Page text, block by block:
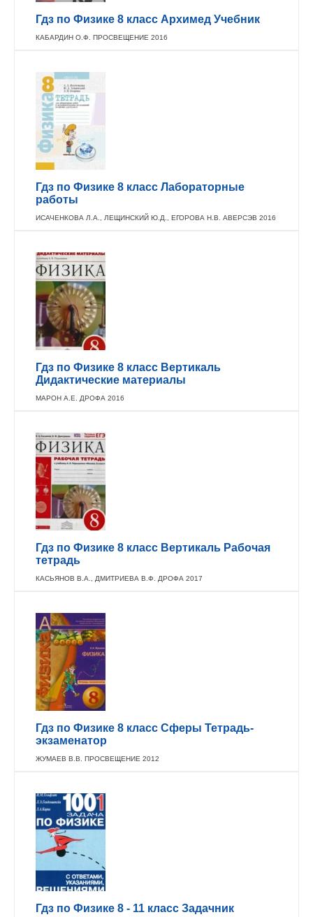
Гдз по Физике 8 класс Архимед Учебник
КАБАРДИН О.Ф. ПРОСВЕЩЕНИЕ 2016
Гдз по Физике 8 класс Лабораторные
работы
ИСАЧЕНКОВА Л.А., ЛЕЩИНСКИЙ Ю.Д., ЕГОРОВА Н.В. АВЕРСЭВ 2016
Гдз по Физике 8 класс Вертикаль
Дидактические материалы
МАРОН А.Е. ДРОФА 2016
Гдз по Физике 8 класс Вертикаль Рабочая
тетрадь
КАСЬЯНОВ В.А., ДМИТРИЕВА В.Ф. ДРОФА 2017
Гдз по Физике 8 класс Сферы Тетрадь-
экзаменатор
ЖУМАЕВ В.В. ПРОСВЕЩЕНИЕ 2012
Гдз по Физике 8 - 11 класс Задачник